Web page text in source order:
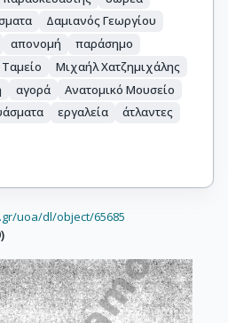
Δαμιανός Γεωργίου
απονομή
παράσημο
Μιχαήλ Χατζημιχάλης
αγορά
Ανατομικό Μουσείο
εργαλεία άτλαντες
uoa/dl/object/65685
)